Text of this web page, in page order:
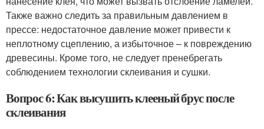
Также важно следить за правильным давлением в
прессе: недостаточное давление может привести к
неплотному сцеплению, а избыточное – к повреждению
древесины. Кроме того, не следует пренебрегать
соблюдением технологии склеивания и сушки.
Вопрос 6: Как высушить клееный брус после
склеивания